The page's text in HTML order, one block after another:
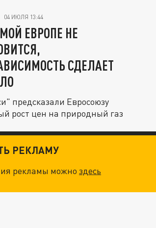
04 ИЮЛЯ 13:44
ЕВРОПЕ НЕ
СДЕЛАЕТ
предсказали Евросоюзу
рост цен на природный газ
РЕКЛАМУ
рекламы можноздесь